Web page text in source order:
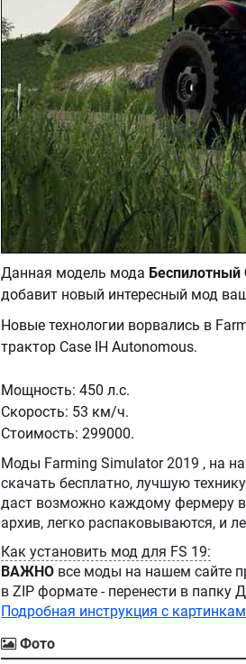
Данная модель мода
добавит новый интересный мод
Новые технологии ворвались в
трактор Case IH Autonomous.
Мощность: 450 л.с.
Скорость: 53 км/ч.
Стоимость: 299000.
Моды Farming Simulator 2019 , на нашем сайте бывают самые разнообразные, можно
скачать бесплатно, лучшую технику к игре
даст возможно каждому фермеру
Как установить мод для FS 19:
ВАЖНО все моды на нашем сайте
в ZIP формате - перенести в
Подробная инструкция с
Фото